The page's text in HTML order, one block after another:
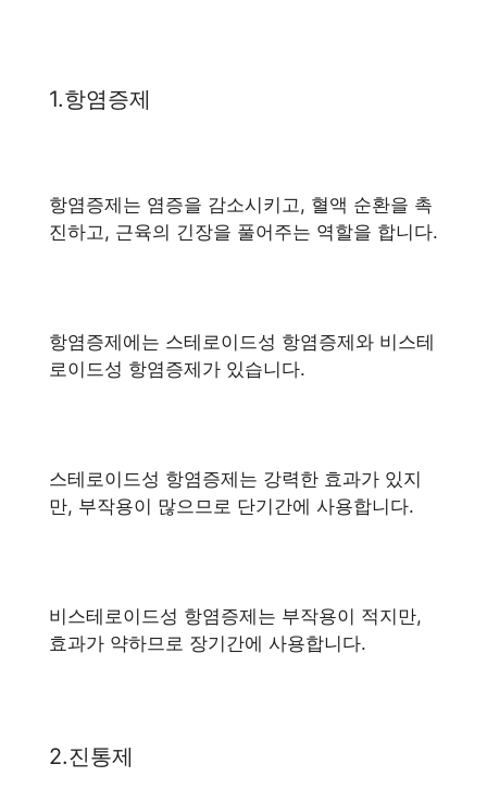
1.항염증제
항염증제는 염증을 감소시키고, 혈액 순환을 촉
진하고, 근육의 긴장을 풀어주는 역할을 합니다.
항염증제에는 스테로이드성 항염증제와 비스테
로이드성 항염증제가 있습니다.
스테로이드성 항염증제는 강력한 효과가 있지
만, 부작용이 많으므로 단기간에 사용합니다.
비스테로이드성 항염증제는 부작용이 적지만,
효과가 약하므로 장기간에 사용합니다.
2.진통제